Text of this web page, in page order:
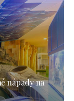
nápady na